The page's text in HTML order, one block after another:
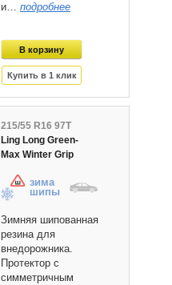
и… подробнее
215/55 R16 97T
Ling Long Green-
Max Winter Grip
зима
шипы
Зимняя шипованная
резина для
внедорожника.
Протектор с
симметричным